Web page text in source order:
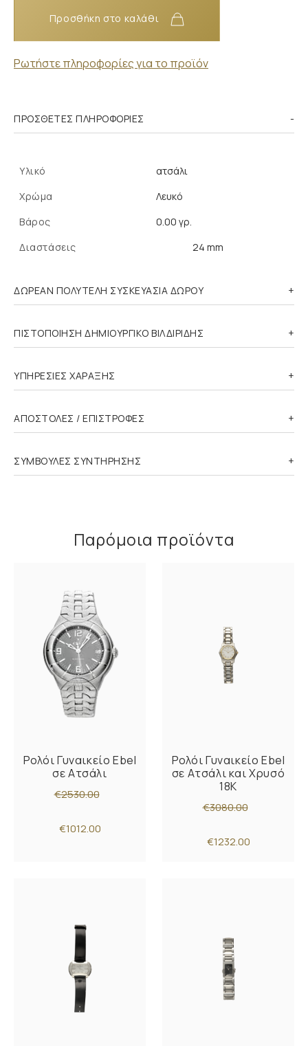
Προσθήκη στο καλάθι
Ρωτήστε πληροφορίες για το προϊόν
ΠΡΌΣΘΕΤΕΣ ΠΛΗΡΟΦΟΡΊΕΣ
Υλικό
ατσάλι
Χρώμα
Λευκό
Βάρος
0.00 γρ.
Διαστάσεις
24 mm
ΔΩΡΕΑΝ ΠΟΛΥΤΕΛΗ ΣΥΣΚΕΥΑΣΙΑ ΔΩΡΟΥ
ΠΙΣΤΟΠΟΙΗΣΗ ΔΗΜΙΟΥΡΓΙΚΟ ΒΙΛΔΙΡΙΔΗΣ
ΥΠΗΡΕΣΙΕΣ ΧΑΡΑΞΗΣ
ΑΠΟΣΤΟΛΕΣ / ΕΠΙΣΤΡΟΦΕΣ
ΣΥΜΒΟΥΛΕΣ ΣΥΝΤΗΡΗΣΗΣ
Παρόμοια προϊόντα
Ρολόι Γυναικείο Ebel
σε Ατσάλι
€2530.00
€1012.00
Ρολόι Γυναικείο Ebel
σε Ατσάλι και Χρυσό
18K
€3080.00
€1232.00